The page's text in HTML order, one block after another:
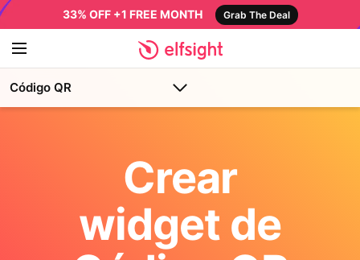
33% OFF +1 FREE MONTH Grab The Deal
Código QR
Crear
widget de